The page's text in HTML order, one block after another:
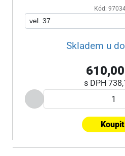
Kód:
Skladem u
s DPH
Koupit